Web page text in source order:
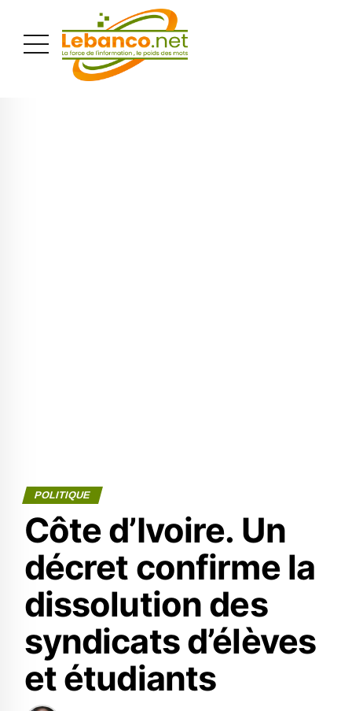
POLITIQUE
Côte d’Ivoire. Un
décret confirme la
dissolution des
syndicats d’élèves
et étudiants